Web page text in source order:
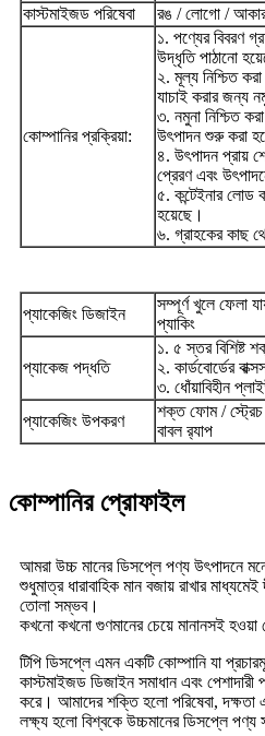
কাস্টমাইজড পরিষেবা
রঙ / লোগো / আকার
কোম্পানির প্রক্রিয়া:
১. পণ্যের বিবরণ
উদ্ধৃতি পাঠানো
২. মূল্য নিশ্চিত
যাচাই করার জন্য
৩. নমুনা নিশ্চিত
উৎপাদন শুরু করা
৪. উৎপাদন প্রায়
প্রেরণ এবং
৫. কন্টেইনার লোড
হয়েছে।
৬. গ্রাহকের কাছ
প্যাকেজিং ডিজাইন
সম্পূর্ণ খুলে ফেলা
প্যাকিং
প্যাকেজ পদ্ধতি
১. ৫ স্তর বিশিষ্ট
২. কার্ডবোর্ডের
৩. ধোঁয়াবিহীন
প্যাকেজিং উপকরণ
শক্ত ফোম / স্ট্রেচ
বাবল র‍্যাপ
কোম্পানির প্রোফাইল
আমরা উচ্চ মানের ডিসপ্লে পণ্য উৎপাদনে
শুধুমাত্র ধারাবাহিক মান বজায় রাখার
তোলা সম্ভব।
কখনো কখনো গুণমানের চেয়ে মানানসই হওয়া
টিপি ডিসপ্লে এমন একটি কোম্পানি যা
কাস্টমাইজড ডিজাইন সমাধান এবং পেশাদারী
করে। আমাদের শক্তি হলো পরিষেবা, দক্ষতা
লক্ষ্য হলো বিশ্বকে উচ্চমানের ডিসপ্লে পণ্য